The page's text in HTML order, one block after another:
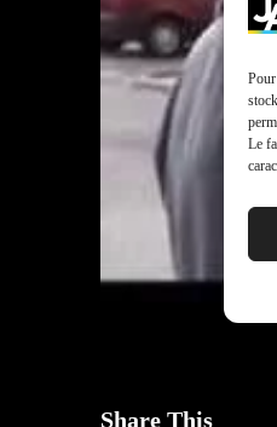
Le
Share This